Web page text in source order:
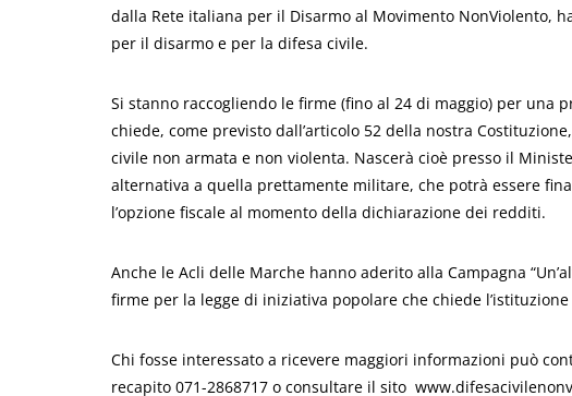
dalla Rete italiana per il Disarmo al Movimento NonViolento,
per il disarmo e per la difesa civile.
Si stanno raccogliendo le firme (fino al 24 di maggio) per una
chiede, come previsto dall’articolo 52 della nostra
civile non armata e non violenta. Nascerà cioè presso il
alternativa a quella prettamente militare, che potrà essere
l’opzione fiscale al momento della dichiarazione dei redditi.
Anche le Acli delle Marche hanno aderito alla Campagna
firme per la legge di iniziativa popolare che chiede
Chi fosse interessato a ricevere maggiori informazioni può
recapito 071-2868717 o consultare il sito